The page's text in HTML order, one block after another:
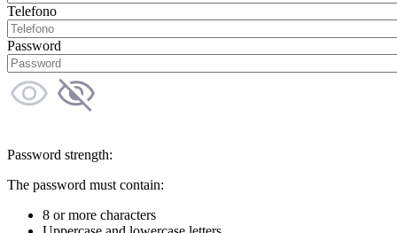
Telefono
Password
Password strength:
The password must contain:
8 or more characters